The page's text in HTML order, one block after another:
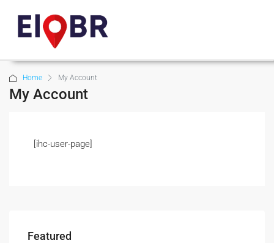
Home My Account
My Account
[ihc-user-page]
Featured